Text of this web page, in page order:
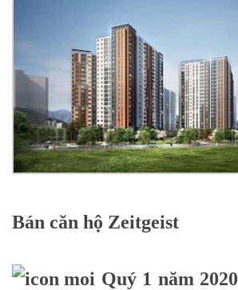
Bán căn hộ Zeitgeist
Quý 1 năm 2020